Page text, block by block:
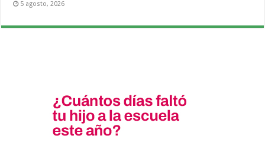
5 agosto, 2026